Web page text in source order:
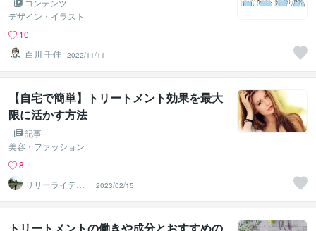
コンテンツ
デザイン・イラスト
10
白川 千佳 2022/11/11
【自宅で簡単】トリートメント効果を最大
限に活かす方法
記事
美容・ファッション
8
リリーライティ
ング
2023/02/15